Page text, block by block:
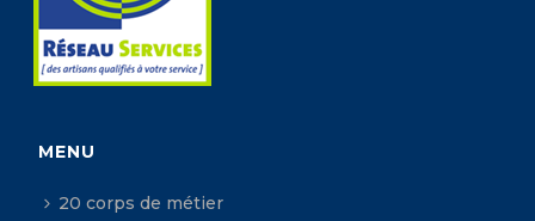
MENU
20 corps de métier